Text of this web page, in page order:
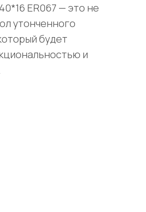
ER067 — это не
утонченного
будет
и